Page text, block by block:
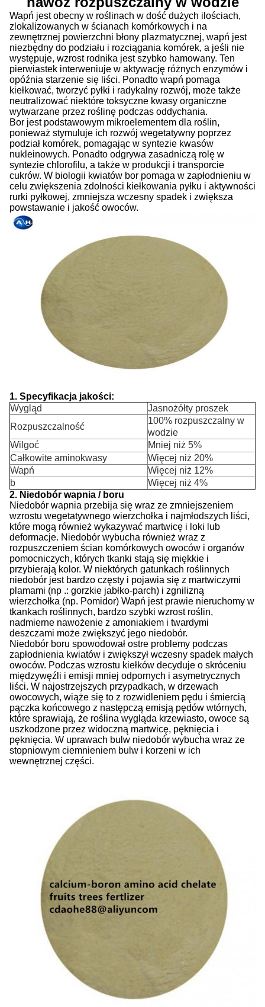
Wapń jest obecny w roślinach w dość dużych ilościach,
zlokalizowanych w ścianach komórkowych i na
zewnętrznej powierzchni błony plazmatycznej, wapń jest
niezbędny do podziału i rozciągania komórek, a jeśli nie
występuje, wzrost rodnika jest szybko hamowany. Ten
pierwiastek interweniuje w aktywację różnych enzymów i
opóźnia starzenie się liści. Ponadto wapń pomaga
kiełkować, tworzyć pyłki i radykalny rozwój, może także
neutralizować niektóre toksyczne kwasy organiczne
wytwarzane przez roślinę podczas oddychania.
Bor jest podstawowym mikroelementem dla roślin,
ponieważ stymuluje ich rozwój wegetatywny poprzez
podział komórek, pomagając w syntezie kwasów
nukleinowych. Ponadto odgrywa zasadniczą rolę w
syntezie chlorofilu, a także w produkcji i transporcie
cukrów. W biologii kwiatów bor pomaga w zapłodnieniu w
celu zwiększenia zdolności kiełkowania pyłku i aktywności
rurki pyłkowej, zmniejsza wczesny spadek i zwiększa
powstawanie i jakość owoców.
1. Specyfikacja jakości:
Wygląd
Jasnożółty proszek
Rozpuszczalność
100% rozpuszczalny w
wodzie
Wilgoć
Mniej niż 5%
Całkowite aminokwasy
Więcej niż 20%
Wapń
Więcej niż 12%
b
Więcej niż 4%
2. Niedobór wapnia / boru
Niedobór wapnia przebija się wraz ze zmniejszeniem
wzrostu wegetatywnego wierzchołka i najmłodszych liści,
które mogą również wykazywać martwicę i loki lub
deformacje. Niedobór wybucha również wraz z
rozpuszczeniem ścian komórkowych owoców i organów
pomocniczych, których tkanki stają się miękkie i
przybierają kolor. W niektórych gatunkach roślinnych
niedobór jest bardzo częsty i pojawia się z martwiczymi
plamami (np .: gorzkie jabłko-parch) i zgnilizną
wierzchołka (np. Pomidor) Wapń jest prawie nieruchomy w
tkankach roślinnych, bardzo szybki wzrost roślin,
nadmierne nawożenie z amoniakiem i twardymi
deszczami może zwiększyć jego niedobór.
Niedobór boru spowodował ostre problemy podczas
zapłodnienia kwiatów i zwiększył wczesny spadek małych
owoców. Podczas wzrostu kiełków decyduje o skróceniu
międzywęźli i emisji mniej odpornych i asymetrycznych
liści. W najostrzejszych przypadkach, w drzewach
owocowych, wiąże się to z rozwidleniem pędu i śmiercią
pączka końcowego z następczą emisją pędów wtórnych,
które sprawiają, że roślina wygląda krzewiasto, owoce są
uszkodzone przez widoczną martwicę, pęknięcia i
pęknięcia. W uprawach bulw niedobór wybucha wraz ze
stopniowym ciemnieniem bulw i korzeni w ich
wewnętrznej części.